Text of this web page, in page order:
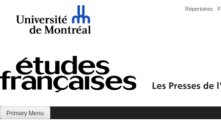
Répertoires
Primary Menu